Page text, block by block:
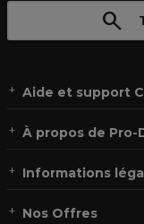
Aide et support
À propos de Pro-
Informations
Nos Offres